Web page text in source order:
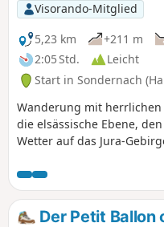
Visorando-Mitglied
5,23 km
+211 m
2:05 Std.
Leicht
Start in Sondernach
Wanderung mit
die elsässische Ebene,
Wetter auf das Jura-
Der Petit Ballon